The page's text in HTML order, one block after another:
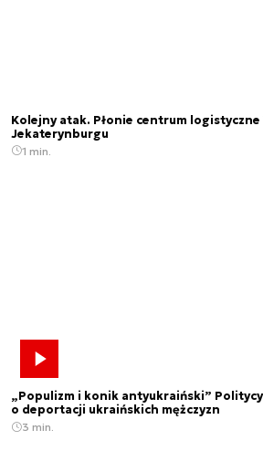
Kolejny atak. Płonie centrum
Jekaterynburgu
1 min.
„Populizm i konik antyukraiński”
o deportacji ukraińskich mężczyzn
3 min.